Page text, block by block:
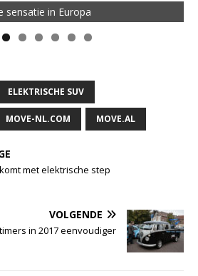
sensatie in Europa
ELEKTRISCHE SUV
MOVE-NL.COM MOVE.AL
met elektrische step
VOLGENDE
in 2017 eenvoudiger